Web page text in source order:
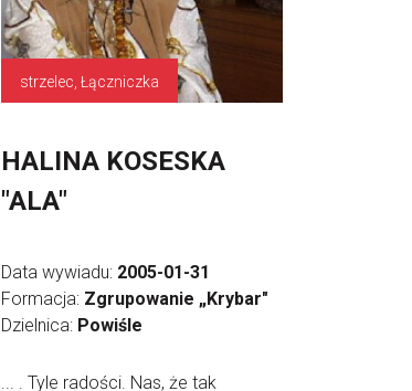
strzelec, Łączniczka
HALINA KOSESKA
"ALA"
Data wywiadu: 2005-01-31
Formacja: Zgrupowanie „Krybar"
Dzielnica: Powiśle
... . Tyle radości. Nas, że tak